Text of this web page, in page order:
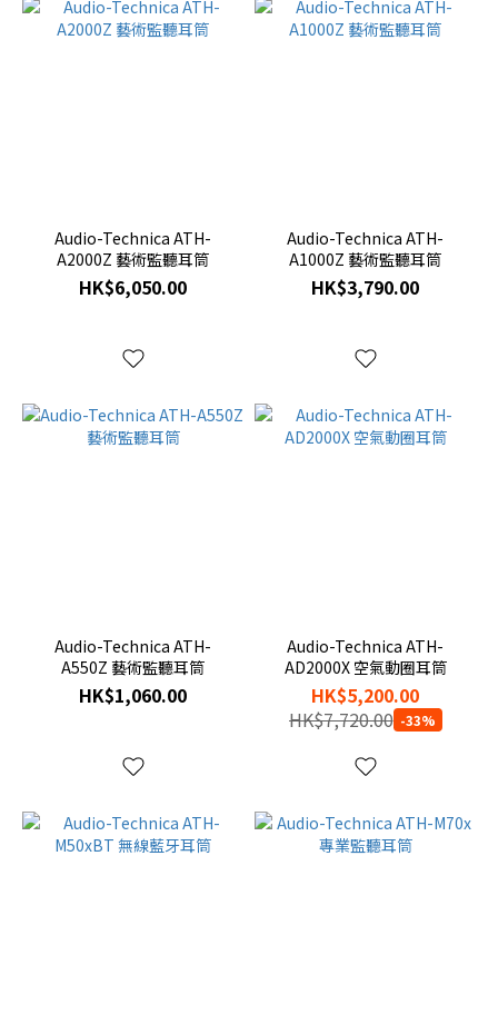
Audio-Technica ATH-
A2000Z 藝術監聽耳筒
HK$6,050.00
Audio-Technica ATH-
A1000Z 藝術監聽耳筒
HK$3,790.00
Audio-Technica ATH-
A550Z 藝術監聽耳筒
HK$1,060.00
Audio-Technica ATH-
AD2000X 空氣動圈耳筒
HK$5,200.00
HK$7,720.00 -33%